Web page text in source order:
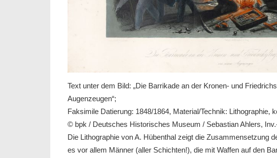
Text unter dem Bild: „Die Barrikade an der Kronen- und
Augenzeugen“;
Faksimile Datierung: 1848/1864, Material/Technik: Lithographie,
© bpk / Deutsches Historisches Museum / Sebastian Ahlers,
Die Lithographie von A. Hübenthal zeigt die Zusammensetzung
es vor allem Männer (aller Schichten!), die mit Waffen auf den